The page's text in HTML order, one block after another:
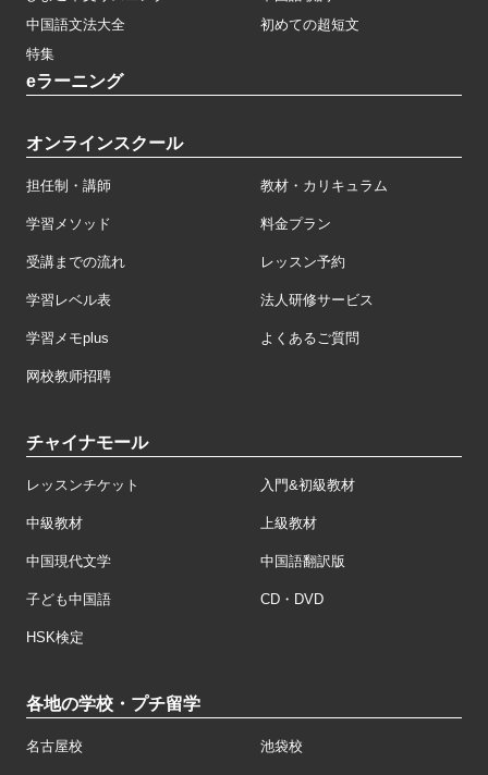
中国語文法大全
初めての超短文
特集
eラーニング
オンラインスクール
担任制・講師 教材・カリキュラム
学習メソッド 料金プラン
受講までの流れ レッスン予約
学習レベル表 法人研修サービス
学習メモplus よくあるご質問
网校教师招聘
チャイナモール
レッスンチケット 入門&初級教材
中級教材 上級教材
中国現代文学 中国語翻訳版
子ども中国語 CD・DVD
HSK検定
各地の学校・プチ留学
名古屋校 池袋校